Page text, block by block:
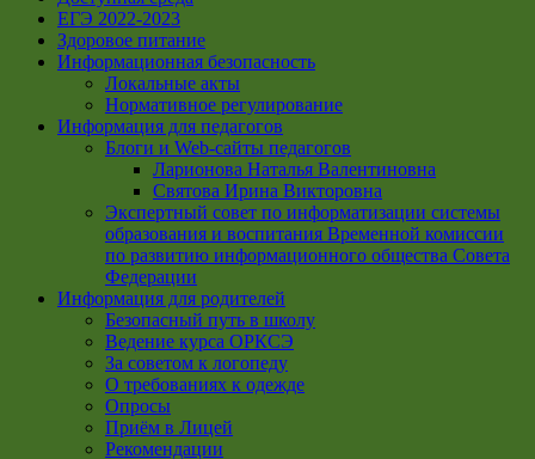
ЕГЭ 2022-2023
Здоровое питание
Информационная безопасность
Локальные акты
Нормативное регулирование
Информация для педагогов
Блоги и Web-сайты педагогов
Ларионова Наталья Валентиновна
Святова Ирина Викторовна
Экспертный совет по информатизации системы
образования и воспитания Временной комиссии
по развитию информационного общества Совета
Федерации
Информация для родителей
Безопасный путь в школу
Ведение курса ОРКСЭ
За советом к логопеду
О требованиях к одежде
Опросы
Приём в Лицей
Рекомендации